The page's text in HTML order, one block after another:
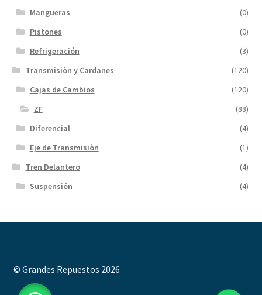
Mangueras
(0)
Pistones
(0)
Refrigeración
(3)
Transmisiòn y Cardanes
(120)
Cajas de Cambios
(120)
ZF
(88)
Diferencial
(4)
Eje de Transmisiòn
(1)
Tren Delantero
(4)
Suspensión
(4)
© Grandes Repuestos 2026